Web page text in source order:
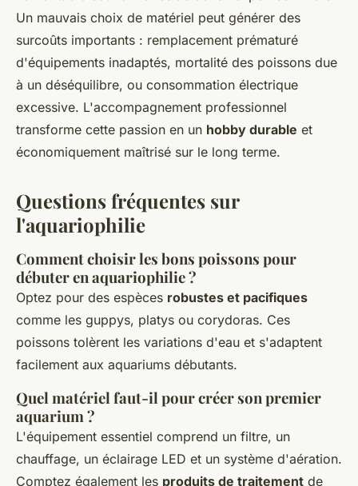
Un mauvais choix de matériel peut générer des
surcoûts importants : remplacement prématuré
d'équipements inadaptés, mortalité des poissons due
à un déséquilibre, ou consommation électrique
excessive. L'accompagnement professionnel
transforme cette passion en un hobby durable et
économiquement maîtrisé sur le long terme.
Questions fréquentes sur
l'aquariophilie
Comment choisir les bons poissons pour
débuter en aquariophilie ?
Optez pour des espèces robustes et pacifiques
comme les guppys, platys ou corydoras. Ces
poissons tolèrent les variations d'eau et s'adaptent
facilement aux aquariums débutants.
Quel matériel faut-il pour créer son premier
aquarium ?
L'équipement essentiel comprend un filtre, un
chauffage, un éclairage LED et un système d'aération.
Comptez également les produits de traitement de